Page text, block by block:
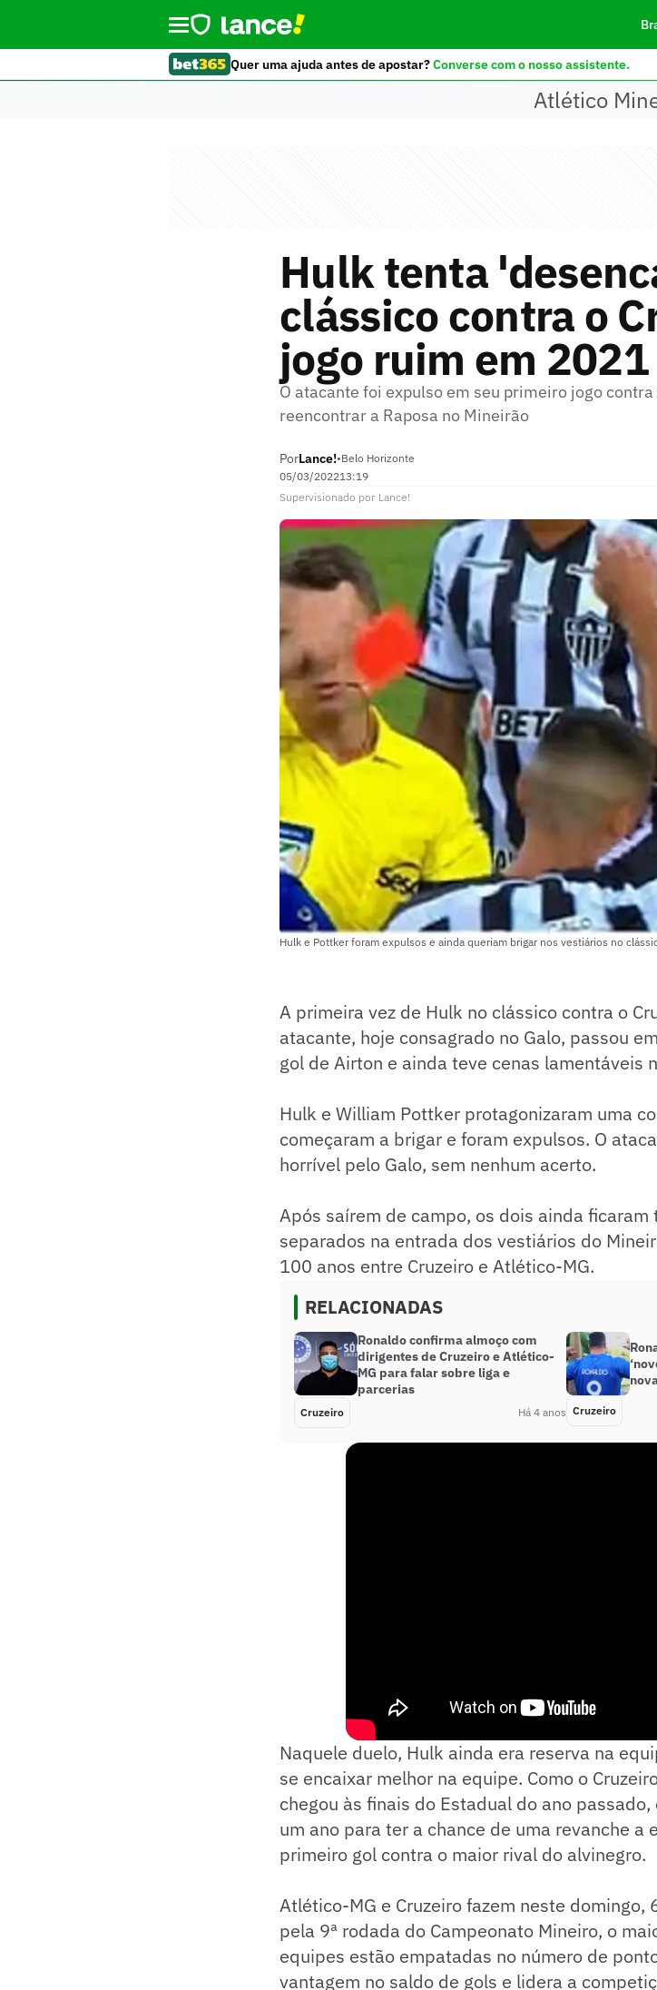
Quer uma ajuda antes de apostar?Converse com o nosso assistente.
Atlético
Hulk tenta
clássico contra o
jogo ruim em 2021
O atacante foi expulso em seu primeiro jogo
reencontrar a Raposa no Mineirão
PorLance!•Belo Horizonte
05/03/202213:19
Supervisionado por Lance!
Hulk e Pottker foram expulsos e ainda queriam brigar nos vestiários no
A primeira vez de Hulk no clássico contra o
atacante, hoje consagrado no Galo, passou
gol de Airton e ainda teve cenas lamentáveis
Hulk e William Pottker protagonizaram uma
começaram a brigar e foram expulsos. O
horrível pelo Galo, sem nenhum acerto.
Após saírem de campo, os dois ainda
separados na entrada dos vestiários do
100 anos entre Cruzeiro e Atlético-MG.
RELACIONADAS
Ronaldo confirma almoço com
dirigentes de Cruzeiro e Atlético-
MG para falar sobre liga e
parcerias
Cruzeiro Há 4 anos Cruzeiro
Naquele duelo, Hulk ainda era reserva na
se encaixar melhor na equipe. Como o
chegou às finais do Estadual do ano
um ano para ter a chance de uma revanche
primeiro gol contra o maior rival do alvinegro.
Atlético-MG e Cruzeiro fazem neste domingo,
pela 9ª rodada do Campeonato Mineiro, o
equipes estão empatadas no número de
vantagem no saldo de gols e lidera a